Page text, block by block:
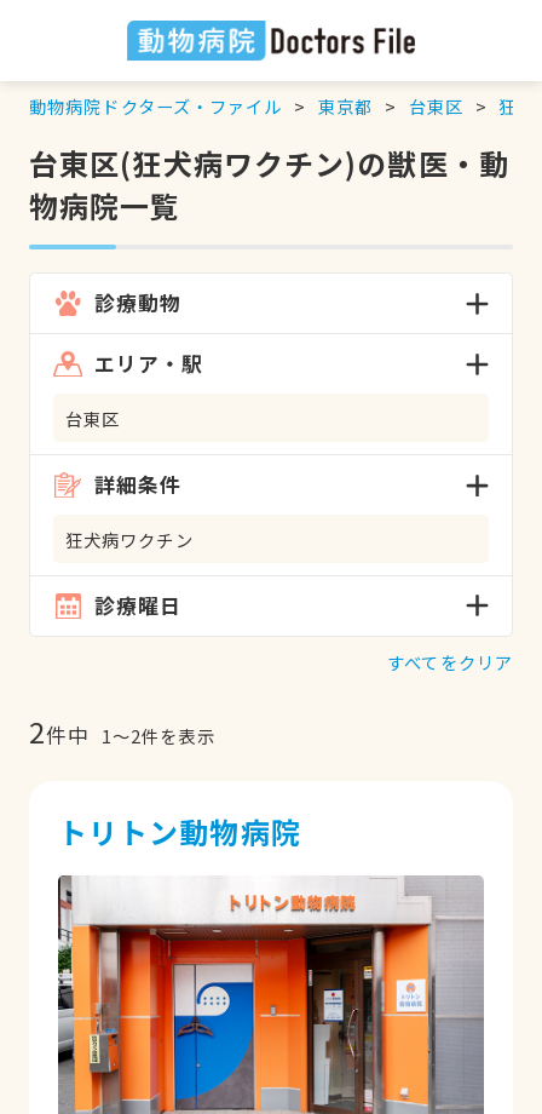
動物病院ドクターズ・ファイル 東京都 台東区 狂犬
台東区(狂犬病ワクチン)の獣医・動
物病院一覧
診療動物
エリア・駅
台東区
詳細条件
狂犬病ワクチン
診療曜日
すべてをクリア
2件中 1〜2件を表示
トリトン動物病院